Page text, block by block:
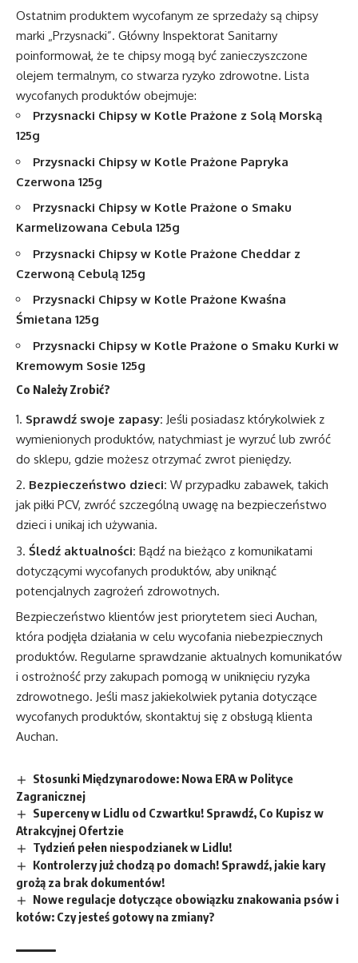
Ostatnim produktem wycofanym ze sprzedaży są chipsy
marki „Przysnacki”. Główny Inspektorat Sanitarny
poinformował, że te chipsy mogą być zanieczyszczone
olejem termalnym, co stwarza ryzyko zdrowotne. Lista
wycofanych produktów obejmuje:
Przysnacki Chipsy w Kotle Prażone z Solą Morską
125g
Przysnacki Chipsy w Kotle Prażone Papryka
Czerwona 125g
Przysnacki Chipsy w Kotle Prażone o Smaku
Karmelizowana Cebula 125g
Przysnacki Chipsy w Kotle Prażone Cheddar z
Czerwoną Cebulą 125g
Przysnacki Chipsy w Kotle Prażone Kwaśna
Śmietana 125g
Przysnacki Chipsy w Kotle Prażone o Smaku Kurki w
Kremowym Sosie 125g
Co Należy Zrobić?
Sprawdź swoje zapasy: Jeśli posiadasz którykolwiek z
wymienionych produktów, natychmiast je wyrzuć lub zwróć
do sklepu, gdzie możesz otrzymać zwrot pieniędzy.
Bezpieczeństwo dzieci: W przypadku zabawek, takich
jak piłki PCV, zwróć szczególną uwagę na bezpieczeństwo
dzieci i unikaj ich używania.
Śledź aktualności: Bądź na bieżąco z komunikatami
dotyczącymi wycofanych produktów, aby uniknąć
potencjalnych zagrożeń zdrowotnych.
Bezpieczeństwo klientów jest priorytetem sieci Auchan,
która podjęła działania w celu wycofania niebezpiecznych
produktów. Regularne sprawdzanie aktualnych komunikatów
i ostrożność przy zakupach pomogą w uniknięciu ryzyka
zdrowotnego. Jeśli masz jakiekolwiek pytania dotyczące
wycofanych produktów, skontaktuj się z obsługą klienta
Auchan.
Stosunki Międzynarodowe: Nowa ERA w Polityce
Zagranicznej
Superceny w Lidlu od Czwartku! Sprawdź, Co Kupisz w
Atrakcyjnej Ofertzie
Tydzień pełen niespodzianek w Lidlu!
Kontrolerzy już chodzą po domach! Sprawdź, jakie kary
grożą za brak dokumentów!
Nowe regulacje dotyczące obowiązku znakowania psów i
kotów: Czy jesteś gotowy na zmiany?